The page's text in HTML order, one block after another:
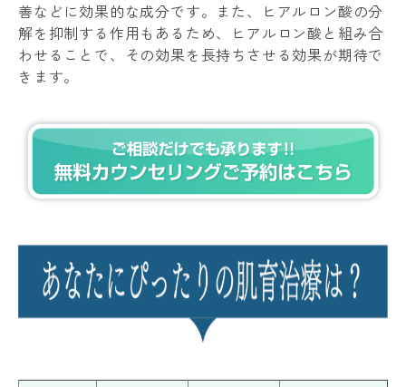
善などに効果的な成分です。また、ヒアルロン酸の分
解を抑制する作用もあるため、ヒアルロン酸と組み合
わせることで、その効果を長持ちさせる効果が期待で
きます。